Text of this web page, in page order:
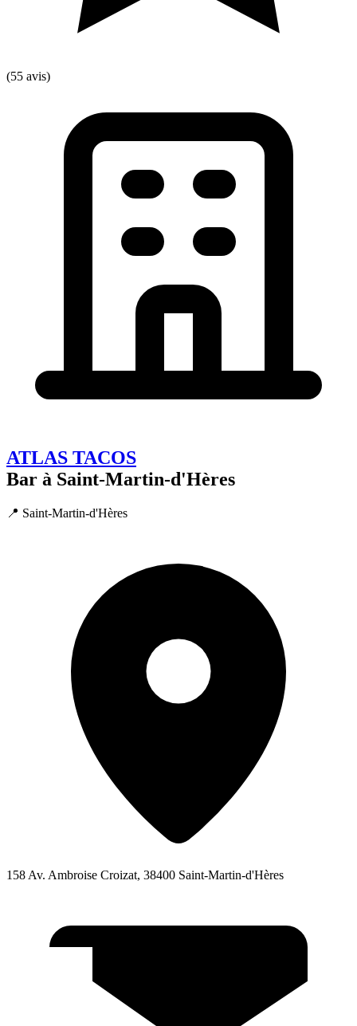
(55 avis)
ATLAS TACOS
Bar à Saint-Martin-d'Hères
📍 Saint-Martin-d'Hères
158 Av. Ambroise Croizat, 38400 Saint-Martin-d'Hères